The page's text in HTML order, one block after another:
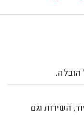
השירות וגם